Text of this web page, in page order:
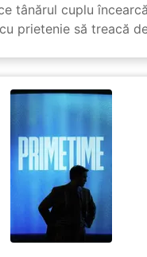
tânărul cuplu
prietenie să treacă